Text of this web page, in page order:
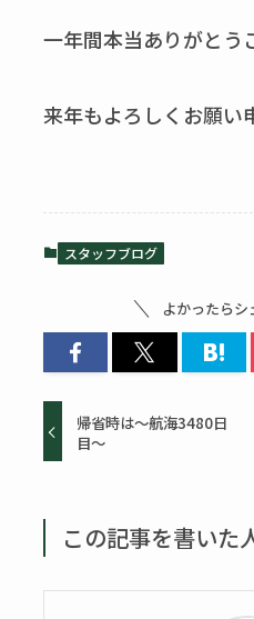
一年間本当ありがとう
来年もよろしくお願
スタッフブログ
よかったらシ
帰省時は～航海3480日
目～
この記事を書いた